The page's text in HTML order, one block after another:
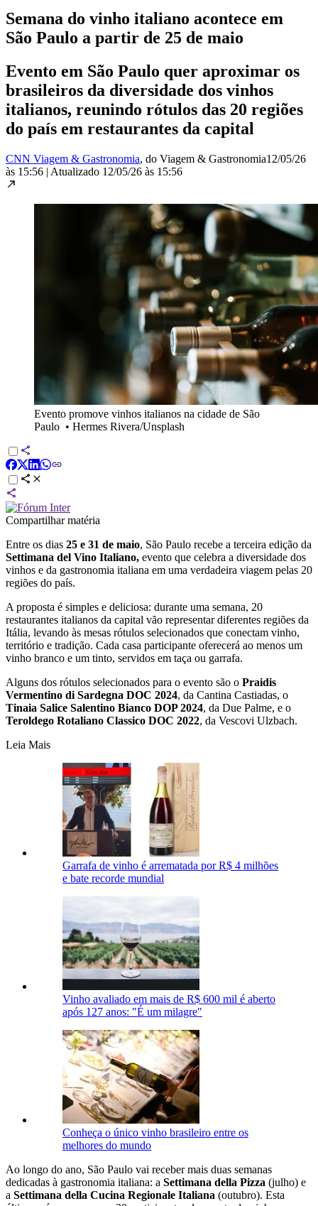
Semana do vinho italiano acontece em
São Paulo a partir de 25 de maio
Evento em São Paulo quer aproximar os
brasileiros da diversidade dos vinhos
italianos, reunindo rótulos das 20 regiões
do país em restaurantes da capital
CNN Viagem & Gastronomia, do Viagem & Gastronomia12/05/26
às 15:56 | Atualizado 12/05/26 às 15:56
Evento promove vinhos italianos na cidade de São
Paulo • Hermes Rivera/Unsplash
Compartilhar matéria
Entre os dias 25 e 31 de maio, São Paulo recebe a terceira edição da
Settimana del Vino Italiano, evento que celebra a diversidade dos
vinhos e da gastronomia italiana em uma verdadeira viagem pelas 20
regiões do país.
A proposta é simples e deliciosa: durante uma semana, 20
restaurantes italianos da capital vão representar diferentes regiões da
Itália, levando às mesas rótulos selecionados que conectam vinho,
território e tradição. Cada casa participante oferecerá ao menos um
vinho branco e um tinto, servidos em taça ou garrafa.
Alguns dos rótulos selecionados para o evento são o Praidis
Vermentino di Sardegna DOC 2024, da Cantina Castiadas, o
Tinaia Salice Salentino Bianco DOP 2024, da Due Palme, e o
Teroldego Rotaliano Classico DOC 2022, da Vescovi Ulzbach.
Leia Mais
Garrafa de vinho é arrematada por R$ 4 milhões
e bate recorde mundial
Vinho avaliado em mais de R$ 600 mil é aberto
após 127 anos: "É um milagre"
Conheça o único vinho brasileiro entre os
melhores do mundo
Ao longo do ano, São Paulo vai receber mais duas semanas
dedicadas à gastronomia italiana: a Settimana della Pizza (julho) e
a Settimana della Cucina Regionale Italiana (outubro). Esta